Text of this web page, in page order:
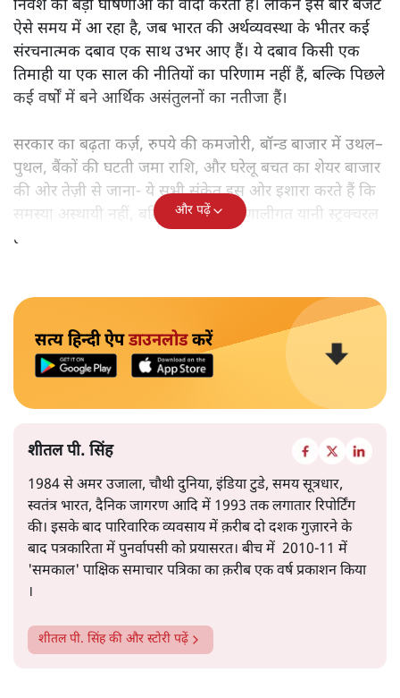
बजट से पहले भारत की अर्थव्यवस्था की चमकदार तस्वीर के पीछे
कौन-से गहरे संकट छिपे हैं? विकास, रोजगार और महंगाई के संकेतों
का गहन विश्लेषण पढ़िए।
हर बजट से पहले सरकारविकास, रोजगार, गरीब कल्याण और
निवेश की बड़ी घोषणाओं का वादा करती है। लेकिन इस बार बजट
ऐसे समय में आ रहा है, जब भारत की अर्थव्यवस्था के भीतर कई
कई वर्षों में बने आर्थिक असंतुलनों का नतीजा हैं।
सरकार का बढ़ता कर्ज़, रुपये की कमजोरी, बॉन्ड बाजार में उथल–
पुथल, बैंकों की घटती जमा राशि, और घरेलू बचत का शेयर बाजार
की ओर तेज़ी से जाना- ये सभी संकेत इस ओर इशारा करते हैं कि
सत्य हिन्दी ऐपडाउनलोडकरें